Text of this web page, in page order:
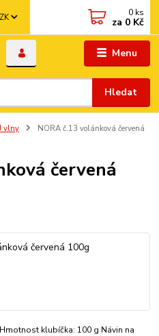
Menu
Hledat
0 ks
za 0 Kč
vlny
NORA č.13 volánková červená
červená
klubíčka: 100 g Návin na